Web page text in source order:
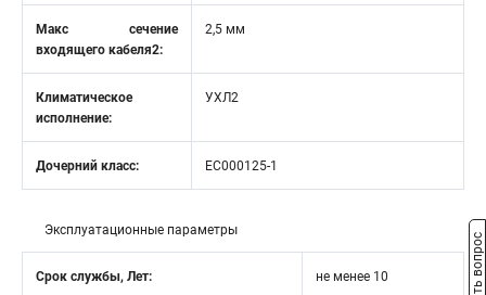
Макс сечение
входящего кабеля2:
2,5 мм
Климатическое
исполнение:
УХЛ2
Дочерний класс: EC000125-1
Эксплуатационные параметры
Срок службы, Лет: не менее 10